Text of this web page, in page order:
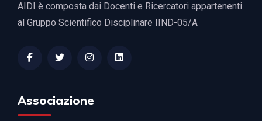
AIDI è composta dai Docenti e Ricercatori appartenenti
al Gruppo Scientifico Disciplinare IIND-05/A
Associazione